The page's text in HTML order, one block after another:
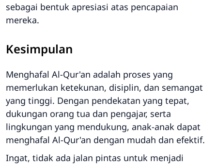
sebagai bentuk apresiasi atas pencapaian
mereka.
Kesimpulan
Menghafal Al-Qur'an adalah proses yang
memerlukan ketekunan, disiplin, dan semangat
yang tinggi. Dengan pendekatan yang tepat,
dukungan orang tua dan pengajar, serta
lingkungan yang mendukung, anak-anak dapat
menghafal Al-Qur'an dengan mudah dan efektif.
Ingat, tidak ada jalan pintas untuk menjadi